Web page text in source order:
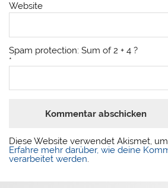
Website
Spam protection: Sum of 2 + 4 ?
*
Diese Website verwendet Akismet,
Erfahre mehr darüber, wie deine
verarbeitet werden.